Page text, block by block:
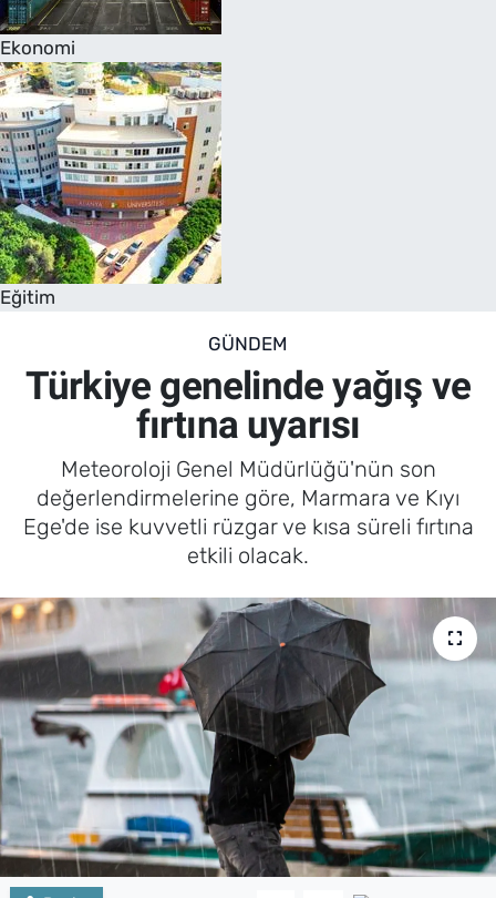
Ekonomi
Eğitim
GÜNDEM
Türkiye genelinde yağış ve
fırtına uyarısı
Meteoroloji Genel Müdürlüğü'nün son
değerlendirmelerine göre, Marmara ve Kıyı
Ege'de ise kuvvetli rüzgar ve kısa süreli fırtına
etkili olacak.